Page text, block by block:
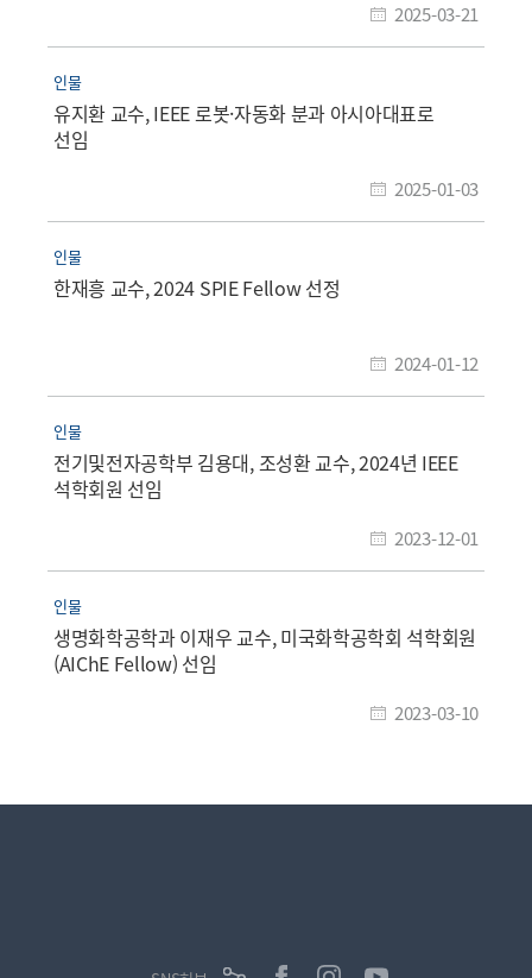
2025-03-21
인물
유지환 교수, IEEE 로봇·자동화 분과 아시아대표로
선임
2025-01-03
인물
한재흥 교수, 2024 SPIE Fellow 선정
2024-01-12
인물
전기및전자공학부 김용대, 조성환 교수, 2024년 IEEE
석학회원 선임
2023-12-01
인물
생명화학공학과 이재우 교수, 미국화학공학회 석학회원
(AIChE Fellow) 선임
2023-03-10